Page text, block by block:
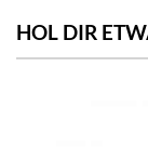
HOL DIR